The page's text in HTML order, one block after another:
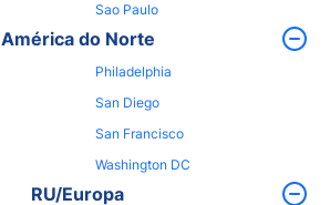
Sao Paulo
América do Norte
Philadelphia
San Diego
San Francisco
Washington DC
RU/Europa